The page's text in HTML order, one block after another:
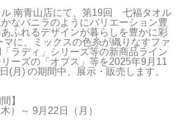
南青山店にて、第19回　七福タオル
かなバニラのようにバリエーション豊
ふれるデザインが暮らしを豊かに彩
マに、ミックスの色糸が織りなすファ
ラディ」シリーズ等の新商品ライン
ーズの「オプス」等を2025年9月11
(月) の期間中、展示・販売します。
】
）～ 9月22日（月）